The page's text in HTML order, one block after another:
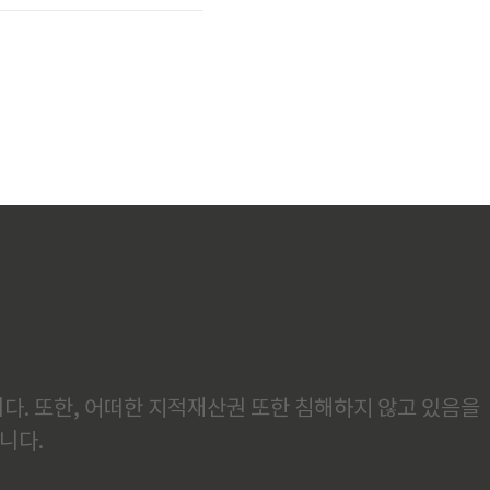
. 또한, 어떠한 지적재산권 또한 침해하지 않고 있음을
다.